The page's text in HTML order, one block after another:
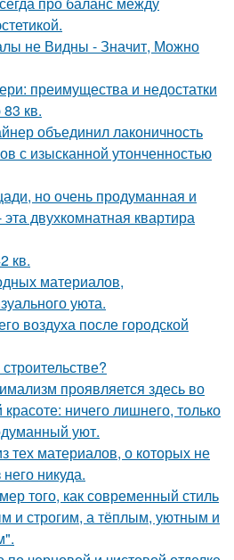
не Видны - Значит, Можно
преимущества и недостатки
кв.
объединил лаконичность
с изысканной утонченностью
но очень продуманная и
двухкомнатная квартира
кв.
материалов,
уюта.
воздуха после городской
проявляется здесь во
ничего лишнего, только
уют.
тех материалов, о которых не
никуда.
того, как современный стиль
и строгим, а тёплым, уютным и